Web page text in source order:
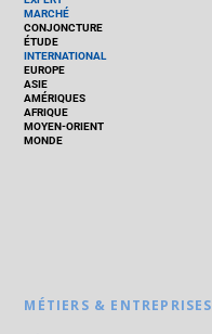
MARCHÉ
CONJONCTURE
ÉTUDE
INTERNATIONAL
EUROPE
ASIE
AMÉRIQUES
AFRIQUE
MOYEN-ORIENT
MONDE
MÉTIERS & ENTREPRISES